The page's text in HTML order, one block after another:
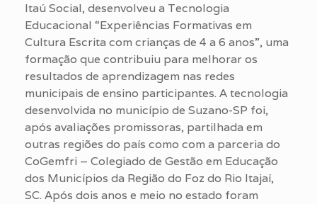
Itaú Social, desenvolveu a Tecnologia
Educacional “Experiências Formativas em
Cultura Escrita com crianças de 4 a 6 anos”, uma
formação que contribuiu para melhorar os
resultados de aprendizagem nas redes
municipais de ensino participantes. A tecnologia
desenvolvida no município de Suzano-SP foi,
após avaliações promissoras, partilhada em
outras regiões do país como com a parceria do
CoGemfri – Colegiado de Gestão em Educação
dos Municípios da Região do Foz do Rio Itajaí,
SC. Após dois anos e meio no estado foram